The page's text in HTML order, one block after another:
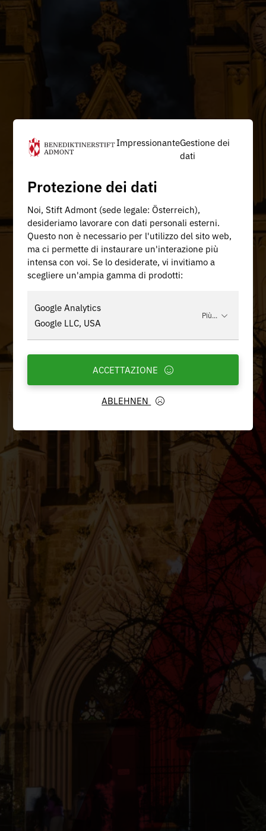
ImpressionanteGestione dei
dati
Protezione dei dati
Noi, Stift Admont (sede legale: Österreich),
desideriamo lavorare con dati personali esterni.
Questo non è necessario per l'utilizzo del sito web,
ma ci permette di instaurare un'interazione più
intensa con voi. Se lo desiderate, vi invitiamo a
scegliere un'ampia gamma di prodotti:
Google Analytics
Google LLC, USA
Più...
ABLEHNEN
ACCETTAZIONE